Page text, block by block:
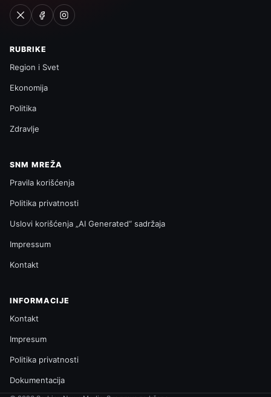
RUBRIKE
Region i Svet
Ekonomija
Politika
Zdravlje
SNM MREŽA
Pravila korišćenja
Politika privatnosti
Uslovi korišćenja „AI Generated“ sadržaja
Impressum
Kontakt
INFORMACIJE
Kontakt
Impresum
Politika privatnosti
Dokumentacija